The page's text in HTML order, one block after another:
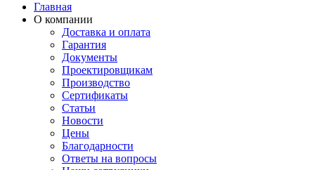
Главная
О компании
Доставка и оплата
Гарантия
Документы
Проектировщикам
Производство
Сертификаты
Статьи
Новости
Цены
Благодарности
Ответы на вопросы